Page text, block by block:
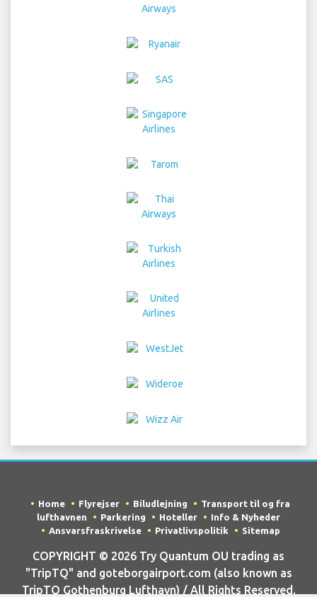
Home Flyrejser Biludlejning
Transport til og fra
lufthavnen
Parkering Hoteller
Info & Nyheder
Ansvarsfraskrivelse
Privatlivspolitik Sitemap
COPYRIGHT © 2026 Try Quantum OU trading as
"TripTQ" and goteborgairport.com (also known as
TripTQ Gothenburg Lufthavn) / All Rights Reserved.